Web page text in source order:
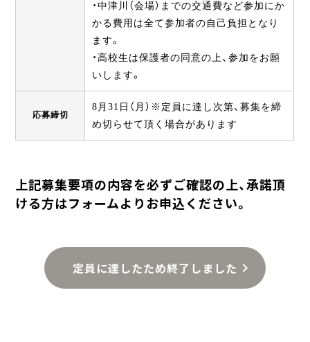
・中津川（会場）までの交通費など参加にか
かる費用は全て参加者の自己負担となり
ます。
・高校生は保護者の同意の上、参加をお願
いします。
応募締切
8月31日（月）※定員に達し次第、募集を締
め切らせて頂く場合があります
上記募集要項の内容を必ずご確認の上、承諾頂
ける方はフォームよりお申込ください。
定員に達したため終了しました chevron_right